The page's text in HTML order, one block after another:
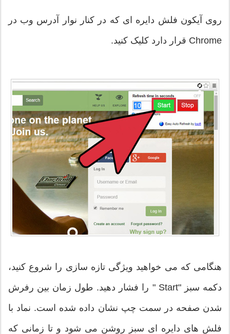
روی آیکون فلش دایره ای که در کنار نوار آدرس وب در
Chrome قرار دارد کلیک کنید.
هنگامی که می خواهید ویژگی تازه سازی را شروع کنید،
دکمه سبز "Start " را فشار دهید. طول زمان بین رفرش
شدن صفحه در سمت چپ نشان داده شده است. نماد با
فلش های دایره ای سبز روشن می شود و تا زمانی که